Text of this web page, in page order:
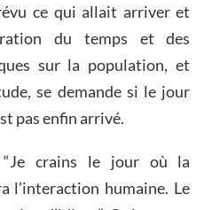
ce qui allait arriver et
du temps et des
sur la population, et
se demande si le jour
pas enfin arrivé.
“Je crains le jour où la
l’interaction humaine. Le